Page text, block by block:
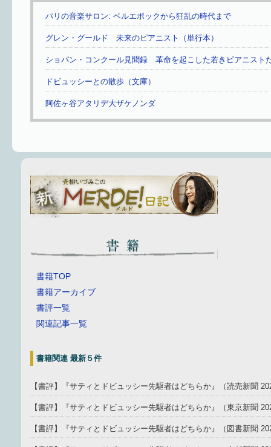
パリの音楽サロン: ベルエポックから狂乱の時代まで
グレン・グールド 未来のピアニスト（単行本）
ショパン・コンクール見聞録 革命を起こした若きピアニスト
ドビュッシーとの散歩（文庫）
阿佐ヶ谷アタリデ大ザケノンダ
書籍TOP
書籍アーカイブ
書評一覧
関連記事一覧
書籍関連 最新５件
【書評】『サティとドビュッシー先駆者はどちらか』（読売新聞
【書評】『サティとドビュッシー先駆者はどちらか』（東京新聞
【書評】『サティとドビュッシー先駆者はどちらか』（図書新聞